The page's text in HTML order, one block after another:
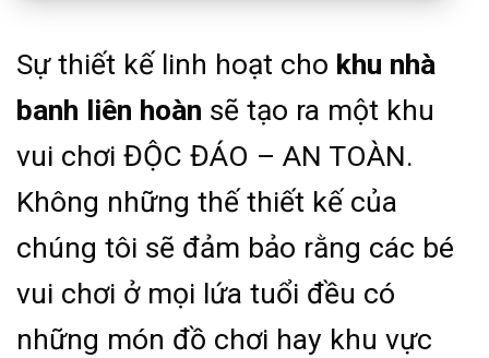
Sự thiết kế linh hoạt cho khu nhà
banh liên hoàn sẽ tạo ra một khu
vui chơi ĐỘC ĐÁO – AN TOÀN.
Không những thế thiết kế của
chúng tôi sẽ đảm bảo rằng các bé
vui chơi ở mọi lứa tuổi đều có
những món đồ chơi hay khu vực